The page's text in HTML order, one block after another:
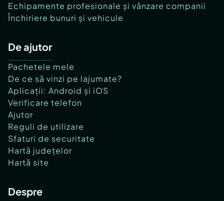
Echipamente profesionale și vânzare companii
Închiriere bunuri și vehicule
De ajutor
Pachetele mele
De ce să vinzi pe lajumate?
Aplicații: Android și iOS
Verificare telefon
Ajutor
Reguli de utilizare
Sfaturi de securitate
Hartă județelor
Hartă site
Despre